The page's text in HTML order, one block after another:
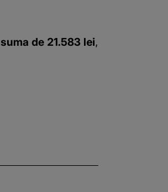
suma de 21.583 lei,